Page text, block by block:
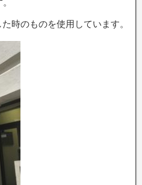
時のものを使用しています。